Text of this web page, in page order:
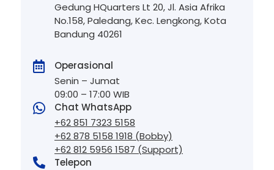
Gedung HQuarters Lt 20, Jl. Asia Afrika
No.158, Paledang, Kec. Lengkong, Kota
Bandung 40261

Operasional
Senin – Jumat
09:00 – 17:00 WIB

Chat WhatsApp
+62 851 7323 5158
+62 878 5158 1918 (Bobby)
+62 812 5956 1587 (Support)

Telepon